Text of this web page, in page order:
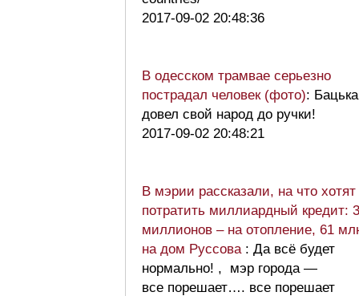
2017-09-02 20:48:36
В одесском трамвае серьезно
пострадал человек (фото): Бацька
довел свой народ до ручки!
2017-09-02 20:48:21
В мэрии рассказали, на что хотят
потратить миллиардный кредит:
миллионов – на отопление, 61
на дом Руссова : Да всё будет
нормально! , мэр города —
все порешает…. все порешает